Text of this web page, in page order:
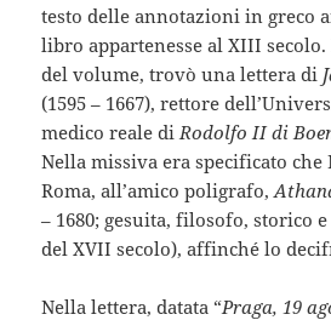
testo delle annotazioni in greco
libro appartenesse al XIII
del volume, trovò una lettera di
(1595 – 1667), rettore
medico reale di Rodolfo II di
Nella missiva era specificato
Roma, all’amico poligrafo,
– 1680; gesuita, filosofo, storico
del XVII secolo), affinché lo
Nella lettera, datata “Praga, 19